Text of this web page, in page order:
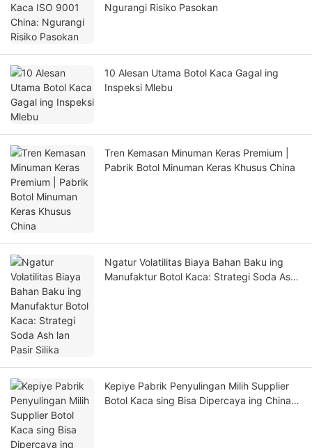
Ngurangi Risiko Pasokan
10 Alesan Utama Botol Kaca Gagal ing
Inspeksi Mlebu
Tren Kemasan Minuman Keras Premium |
Pabrik Botol Minuman Keras Khusus China
Ngatur Volatilitas Biaya Bahan Baku ing
Manufaktur Botol Kaca: Strategi Soda Ash
Kepiye Pabrik Penyulingan Milih Supplier
Botol Kaca sing Bisa Dipercaya ing China